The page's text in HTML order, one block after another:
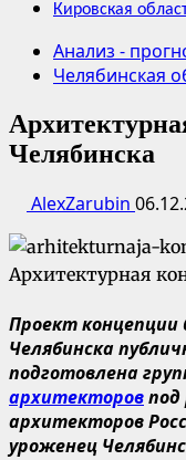
Кировская
Анализ -
Челябинская
Челябинска
AlexZarubin
Проект
Челябинска
подготовлена
архитекторовпод
архитекторов
уроженец